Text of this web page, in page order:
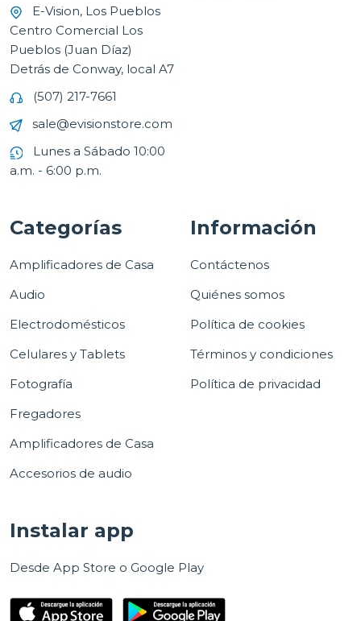
E-Vision, Los Pueblos
Centro Comercial Los
Pueblos (Juan Díaz)
Detrás de Conway, local A7
(507) 217-7661
sale@evisionstore.com
Lunes a Sábado 10:00
a.m. - 6:00 p.m.
Categorías
Amplificadores de Casa
Audio
Electrodomésticos
Celulares y Tablets
Fotografía
Fregadores
Amplificadores de Casa
Accesorios de audio
Información
Contáctenos
Quiénes somos
Política de cookies
Términos y condiciones
Política de privacidad
Instalar app
Desde App Store o Google Play